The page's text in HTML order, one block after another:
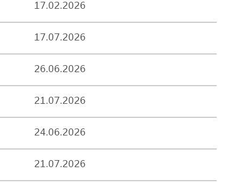
17.02.2026
17.07.2026
26.06.2026
21.07.2026
24.06.2026
21.07.2026